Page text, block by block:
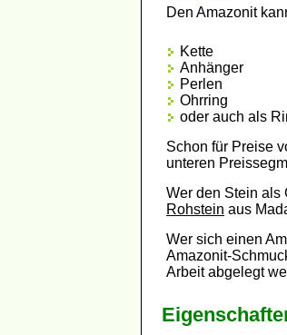
Den Amazonit
Kette
Anhänger
Perlen
Ohrring
oder auch als
Schon für Preise
unteren
Wer den Stein als
Rohstein aus
Wer sich einen
Amazonit-
Arbeit abgelegt